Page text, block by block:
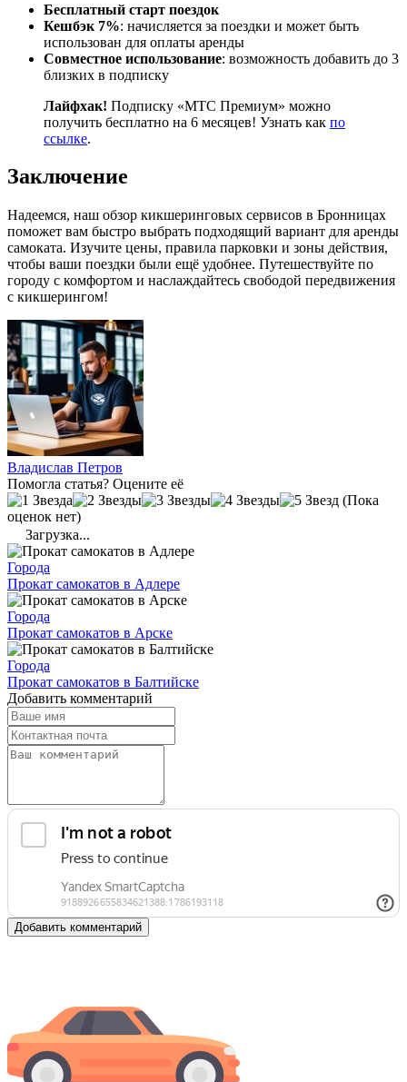
Бесплатный старт поездок
Кешбэк 7%: начисляется за поездки и может быть
использован для оплаты аренды
Совместное использование: возможность добавить до 3
близких в подписку
Лайфхак! Подписку «МТС Премиум» можно
получить бесплатно на 6 месяцев! Узнать как по
ссылке.
Заключение
Надеемся, наш обзор кикшеринговых сервисов в Бронницах
поможет вам быстро выбрать подходящий вариант для аренды
самоката. Изучите цены, правила парковки и зоны действия,
чтобы ваши поездки были ещё удобнее. Путешествуйте по
городу с комфортом и наслаждайтесь свободой передвижения
с кикшерингом!
Владислав Петров
Помогла статья? Оцените её
(Пока
оценок нет)
Загрузка...
Города
Прокат самокатов в Адлере
Города
Прокат самокатов в Арске
Города
Прокат самокатов в Балтийске
Добавить комментарий
Добавить комментарий